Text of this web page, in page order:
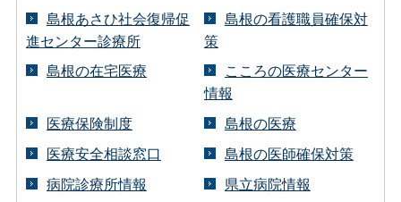
島根あさひ社会復帰促
進センター診療所
島根の看護職員確保対
策
島根の在宅医療
こころの医療センター
情報
医療保険制度
島根の医療
医療安全相談窓口
島根の医師確保対策
病院診療所情報
県立病院情報